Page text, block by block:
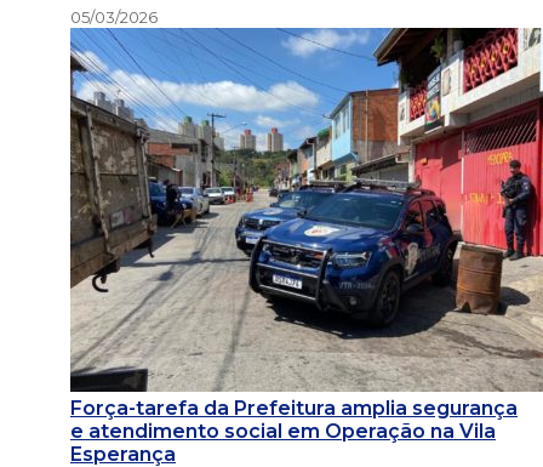
05/03/2026
Força-tarefa da Prefeitura amplia segurança
e atendimento social em Operação na Vila
Esperança